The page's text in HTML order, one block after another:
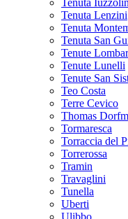
Tenuta
Tenuta Lenzini
Tenuta
Tenuta San
Tenute
Tenute Lunelli
Tenute San
Teo Costa
Terre Cevico
Thomas
Tormaresca
Torraccia del
Torrerossa
Tramin
Travaglini
Tunella
Uberti
Ulibbo